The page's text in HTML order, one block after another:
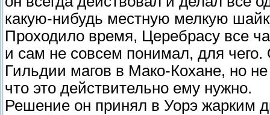
какую-нибудь местную мелкую
Проходило время, Церебрасу все
и сам не совсем понимал, для чего.
Гильдии магов в Мако-Кохане, но
что это действительно ему нужно.
Решение он принял в Уорэ жарким